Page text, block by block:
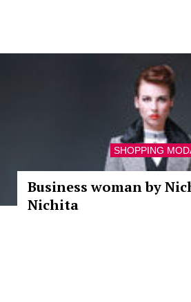
SHOPPING
Business woman by
Nichita